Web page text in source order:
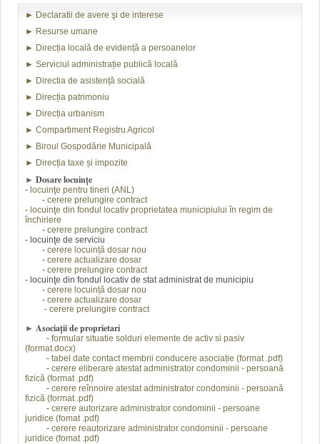
► Declaratii de avere şi de interese
► Resurse umane
► Direcția locală de evidență a persoanelor
► Serviciul administrație publică locală
► Directia de asistență socială
► Direcția patrimoniu
► Direcția urbanism
► Compartiment Registru Agricol
► Biroul Gospodărie Municipală
► Direcția taxe și impozite
► Dosare locuințe
- locuinţe pentru tineri (ANL)
- cerere prelungire contract
- locuinţe din fondul locativ proprietatea municipiului în regim de
închiriere
- cerere prelungire contract
- locuinţe de serviciu
- cerere locuință dosar nou
- cerere actualizare dosar
- cerere prelungire contract
- locuinţe din fondul locativ de stat administrat de municipiu
- cerere locuință dosar nou
- cerere actualizare dosar
- cerere prelungire contract
► Asociații de proprietari
- formular situatie solduri elemente de activ si pasiv
(format.docx)
- tabel date contact membrii conducere asociație (format .pdf)
- cerere eliberare atestat administrator condominii - persoană
fizică (format .pdf)
- cerere reînnoire atestat administrator condominii - persoană
fizică (format .pdf)
- cerere autorizare administrator condominii - persoane
juridice (fomat .pdf)
- cerere reautorizare administrator condominii - persoane
juridice (fomat .pdf)